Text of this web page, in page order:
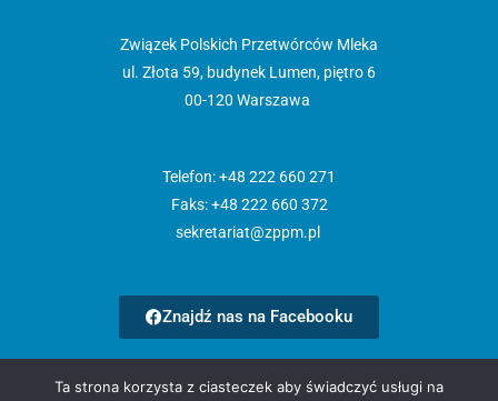
Związek Polskich Przetwórców Mleka
ul. Złota 59, budynek Lumen, piętro 6
00-120 Warszawa
Telefon: +48 222 660 271
Faks: +48 222 660 372
sekretariat@zppm.pl
Znajdź nas na Facebooku
Ta strona korzysta z ciasteczek aby świadczyć usługi na